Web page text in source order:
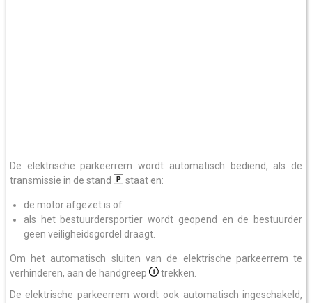
De elektrische parkeerrem wordt automatisch bediend, als de
transmissie in de stand
staat en:
de motor afgezet is of
als het bestuurdersportier wordt geopend en de bestuurder
geen veiligheidsgordel draagt.
Om het automatisch sluiten van de elektrische parkeerrem te
verhinderen, aan de handgreep
trekken.
De elektrische parkeerrem wordt ook automatisch ingeschakeld,